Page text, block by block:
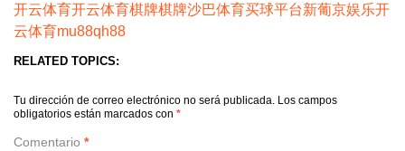
开云体育开云体育棋牌棋牌沙巴体育买球平台新葡京娱乐开
云体育mu88qh88
RELATED TOPICS:
Tu dirección de correo electrónico no será publicada. Los campos
obligatorios están marcados con *
Comentario *